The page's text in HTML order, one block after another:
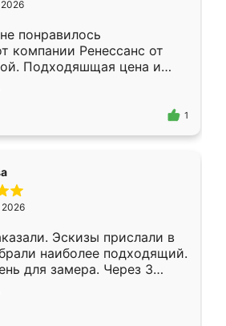
2026
понравилось
компании Ренессанс от
Подходяшщая цена и
изготовления. Приехавший
Владислав
эскизу самый
1
2026
Эскизы прислали в
наиболее подходящий.
для замера. Через 3
уже готова. Остались
Спасибо Ренессанс
работу!